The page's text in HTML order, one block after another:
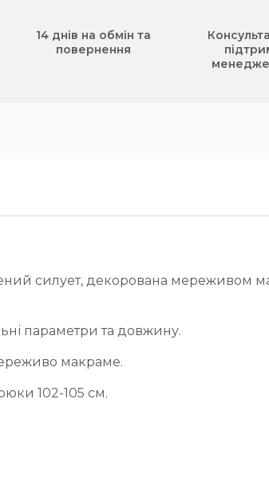
14 днів на обмін та
повернення
силует, декорована мереживом
параметри та довжину.
макраме.
102-105 см.